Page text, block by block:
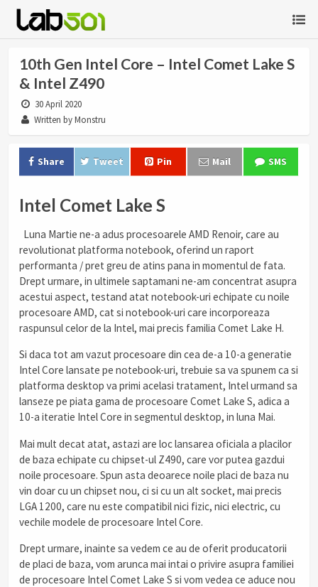
10th Gen Intel Core – Intel Comet Lake S
& Intel Z490
30 April 2020
Written by Monstru
Share Tweet Pin Mail SMS
Intel Comet Lake S
Luna Martie ne-a adus procesoarele AMD Renoir, care au
revolutionat platforma notebook, oferind un raport
performanta / pret greu de atins pana in momentul de fata.
Drept urmare, in ultimele saptamani ne-am concentrat asupra
acestui aspect, testand atat notebook-uri echipate cu noile
procesoare AMD, cat si notebook-uri care incorporeaza
raspunsul celor de la Intel, mai precis familia Comet Lake H.
Si daca tot am vazut procesoare din cea de-a 10-a generatie
Intel Core lansate pe notebook-uri, trebuie sa va spunem ca si
platforma desktop va primi acelasi tratament, Intel urmand sa
lanseze pe piata gama de procesoare Comet Lake S, adica a
10-a iteratie Intel Core in segmentul desktop, in luna Mai.
Mai mult decat atat, astazi are loc lansarea oficiala a placilor
de baza echipate cu chipset-ul Z490, care vor putea gazdui
noile procesoare. Spun asta deoarece noile placi de baza nu
vin doar cu un chipset nou, ci si cu un alt socket, mai precis
LGA 1200, care nu este compatibil nici fizic, nici electric, cu
vechile modele de procesoare Intel Core.
Drept urmare, inainte sa vedem ce au de oferit producatorii
de placi de baza, vom arunca mai intai o privire asupra familiei
de procesoare Intel Comet Lake S si vom vedea ce aduce nou